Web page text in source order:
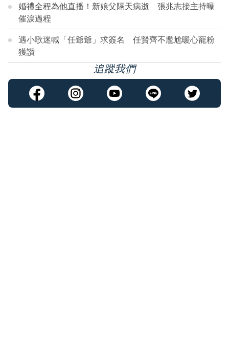
婚禮全程為他直播！新娘父隔天病逝 張兆志接主持曝
催淚過程
遇小歌迷喊「任爺爺」求簽名 任賢齊不尷尬暖心寵粉
獲讚
追蹤我們